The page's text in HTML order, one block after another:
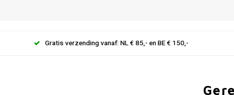
Gratis verzending vanaf: NL € 85,- en BE € 150,-